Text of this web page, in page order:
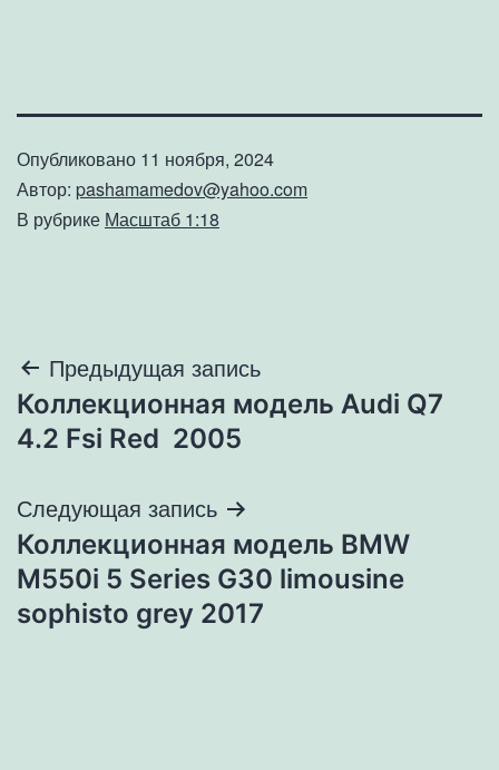
Опубликовано 11 ноября, 2024
Автор: pashamamedov@yahoo.com
В рубрике Масштаб 1:18
Навигация
по
Предыдущая запись
Коллекционная модель Audi Q7
4.2 Fsi Red 2005
Следующая запись
Коллекционная модель BMW
M550i 5 Series G30 limousine
sophisto grey 2017